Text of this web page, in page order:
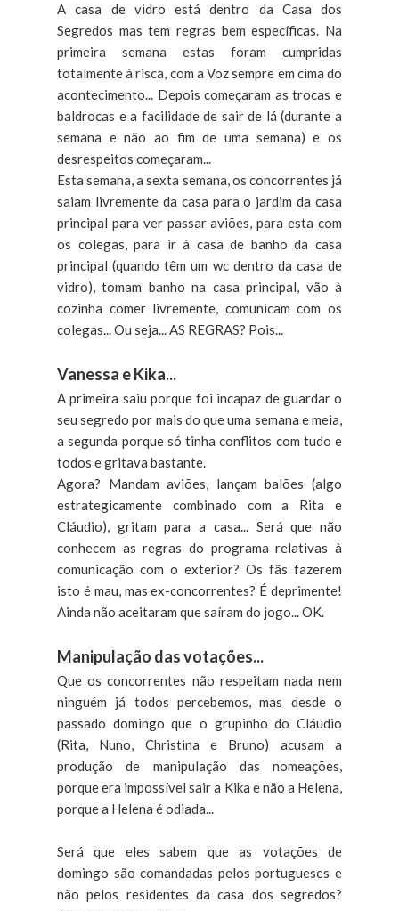
A casa de vidro está dentro da Casa dos
Segredos mas tem regras bem específicas. Na
primeira semana estas foram cumpridas
totalmente à risca, com a Voz sempre em cima do
acontecimento... Depois começaram as trocas e
baldrocas e a facilidade de sair de lá (durante a
semana e não ao fim de uma semana) e os
desrespeitos começaram...
Esta semana, a sexta semana, os concorrentes já
saiam livremente da casa para o jardim da casa
principal para ver passar aviões, para esta com
os colegas, para ir à casa de banho da casa
principal (quando têm um wc dentro da casa de
vidro), tomam banho na casa principal, vão à
cozinha comer livremente, comunicam com os
colegas... Ou seja... AS REGRAS? Pois...
Vanessa e Kika...
A primeira saiu porque foi incapaz de guardar o
seu segredo por mais do que uma semana e meia,
a segunda porque só tinha conflitos com tudo e
todos e gritava bastante.
Agora? Mandam aviões, lançam balões (algo
estrategicamente combinado com a Rita e
Cláudio), gritam para a casa... Será que não
conhecem as regras do programa relativas à
comunicação com o exterior? Os fãs fazerem
isto é mau, mas ex-concorrentes? É deprimente!
Ainda não aceitaram que saíram do jogo... OK.
Manipulação das votações...
Que os concorrentes não respeitam nada nem
ninguém já todos percebemos, mas desde o
passado domingo que o grupinho do Cláudio
(Rita, Nuno, Christina e Bruno) acusam a
produção de manipulação das nomeações,
porque era impossível sair a Kika e não a Helena,
porque a Helena é odiada...
Será que eles sabem que as votações de
domingo são comandadas pelos portugueses e
não pelos residentes da casa dos segredos?